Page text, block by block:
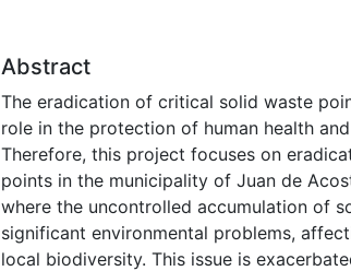
Abstract
The eradication of critical solid waste
role in the protection of human health
Therefore, this project focuses on
points in the municipality of Juan de
where the uncontrolled accumulation of
significant environmental problems,
local biodiversity. This issue is